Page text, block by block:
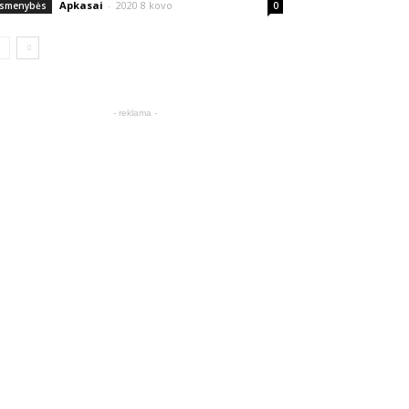
Apkasai - 2020 8 kovo 0
- reklama -